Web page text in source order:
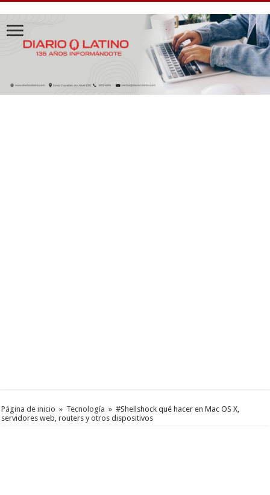
Página de inicio » Tecnología » #Shellshock qué hacer en Mac OS X,
servidores web, routers y otros dispositivos